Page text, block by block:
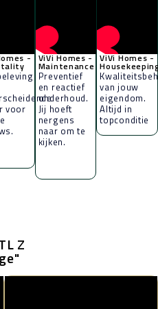
-
voor
ViVi Homes -
Maintenance
Preventief
en reactief
onderhoud.
Jij hoeft
nergens
naar om te
kijken.
ViVi Homes -
van jouw
eigendom.
Altijd in
topconditie
Z